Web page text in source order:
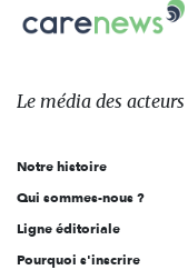
sur:
Carenews,
Le
des
l'engagement
Le média des acteurs
Notre histoire
Qui sommes-nous ?
Ligne éditoriale
Pourquoi s'inscrire